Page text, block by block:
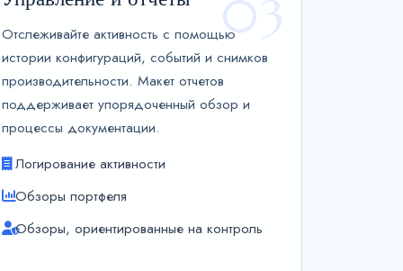
03
Отслеживайте активность с помощью
истории конфигураций, событий и снимков
производительности. Макет отчетов
поддерживает упорядоченный обзор и
процессы документации.
Логирование активности
Обзоры портфеля
Обзоры, ориентированные на контроль